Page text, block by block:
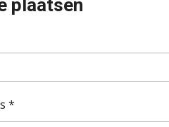
plaatsen
*